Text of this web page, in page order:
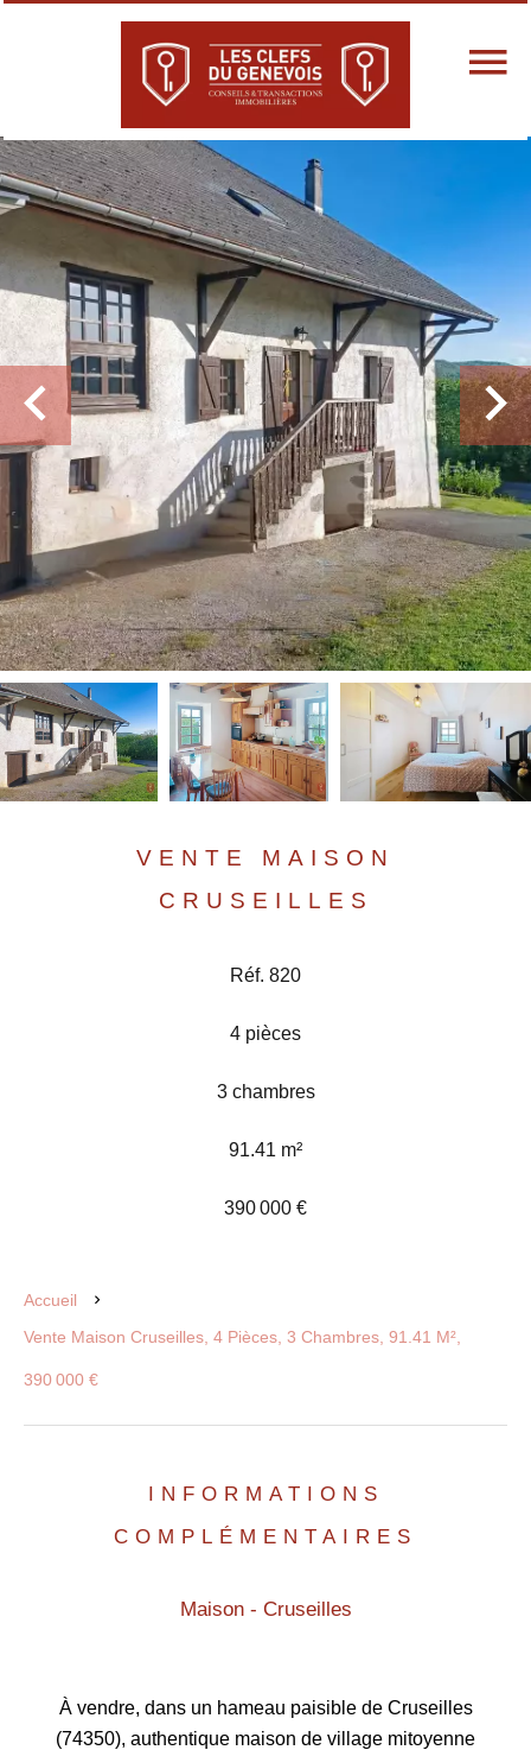
VENTE MAISON
CRUSEILLES
Réf. 820
4 pièces
3 chambres
91.41 m²
390 000 €
Accueil
Vente Maison Cruseilles, 4 Pièces, 3 Chambres, 91.41 M²,
390 000 €
INFORMATIONS
COMPLÉMENTAIRES
Maison - Cruseilles
À vendre, dans un hameau paisible de Cruseilles
(74350), authentique maison de village mitoyenne